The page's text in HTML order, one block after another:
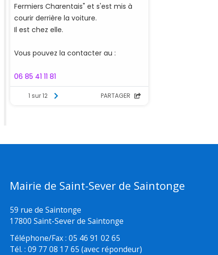
Mairie de Saint-Sever de Saintonge
59 rue de Saintonge
17800 Saint-Sever de Saintonge
Téléphone/Fax : 05 46 91 02 65
Tél. : 09 77 08 17 65 (avec répondeur)